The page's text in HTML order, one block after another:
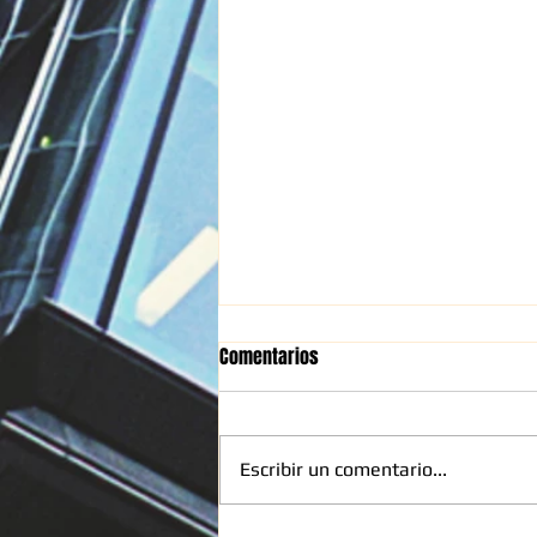
Comentarios
Escribir un comentario...